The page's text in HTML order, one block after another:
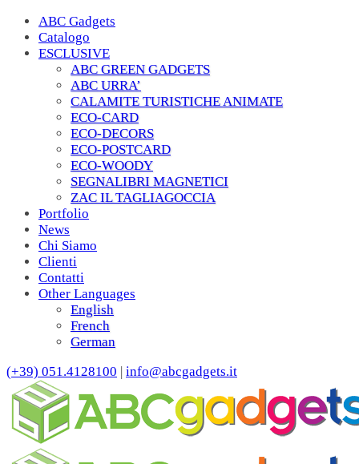
ABC Gadgets
Catalogo
ESCLUSIVE
ABC GREEN GADGETS
ABC URRA’
CALAMITE TURISTICHE ANIMATE
ECO-CARD
ECO-DECORS
ECO-POSTCARD
ECO-WOODY
SEGNALIBRI MAGNETICI
ZAC IL TAGLIAGOCCIA
Portfolio
News
Chi Siamo
Clienti
Contatti
Other Languages
English
French
German
(+39) 051.4128100 | info@abcgadgets.it